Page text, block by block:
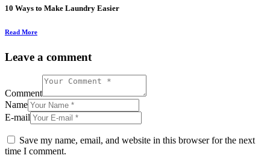
10 Ways to Make Laundry Easier
Read More
Leave a comment
Comment
Name
E-mail
Save my name, email, and website in this browser for the next
time I comment.